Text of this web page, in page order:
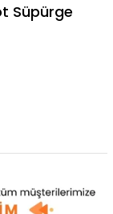
Süpürge